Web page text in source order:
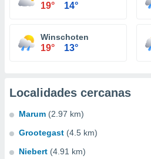
19° 14°
Winschoten
19° 13°
Localidades cercanas
Marum (2.97 km)
Grootegast (4.5 km)
Niebert (4.91 km)